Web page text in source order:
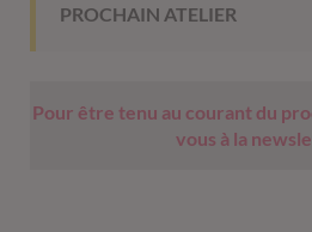
PROCHAIN ATELIER
Pour être tenu au courant du
vous à la